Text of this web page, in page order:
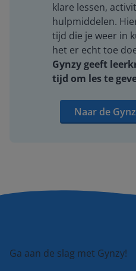
klare lessen,
hulpmiddelen.
tijd die je weer in
het er echt toe
Gynzy geeft
tijd om les te
Naar de
Ga aan de slag met Gynzy!